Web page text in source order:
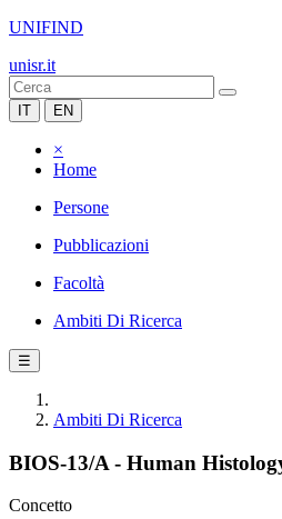
UNIFIND
unisr.it
IT EN
×
Home
Persone
Pubblicazioni
Facoltà
Ambiti Di Ricerca
☰
Ambiti Di Ricerca
BIOS-13/A - Human
Concetto